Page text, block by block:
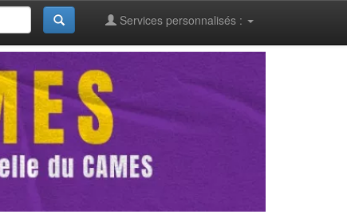
Services personnalisés :